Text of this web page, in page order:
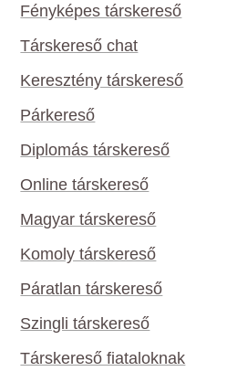
Fényképes társkereső
Társkereső chat
Keresztény társkereső
Párkereső
Diplomás társkereső
Online társkereső
Magyar társkereső
Komoly társkereső
Páratlan társkereső
Szingli társkereső
Társkereső fiataloknak